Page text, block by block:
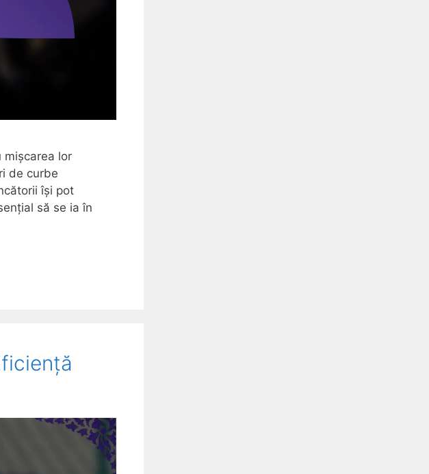
mișcarea lor
de curbe
își pot
să se ia în